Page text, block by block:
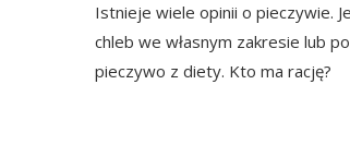
Istnieje wiele opinii o pieczywie.
chleb we własnym zakresie lub
pieczywo z diety. Kto ma rację?